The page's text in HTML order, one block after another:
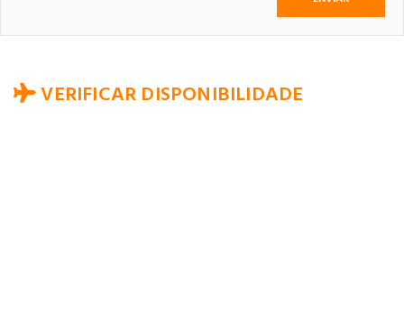
VERIFICAR DISPONIBILIDADE